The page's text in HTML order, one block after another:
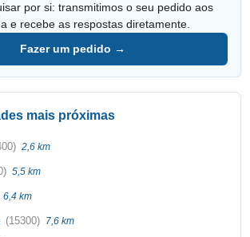
por si: transmitimos o seu pedido aos
e recebe as respostas diretamente.
Fazer um pedido →
mais próximas
2,6 km
5,5 km
6,4 km
(15300) 7,6 km